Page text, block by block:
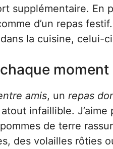
supplémentaire. En
d’un repas
la cuisine, celui-
moment
amis, un repas
infaillible.
de terre
des volailles rôties